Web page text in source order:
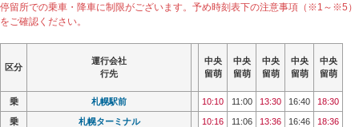
停留所での乗車・降車に制限がございます。予め時刻表下の注意事項（※1～※5）
をご確認ください。
区分
運行会社
行先
中央
留萌
中央
留萌
中央
留萌
中央
留萌
中央
留萌
区分
運行会社
行先
中央
留萌
中央
留萌
中央
留萌
中央
留萌
中央
留萌
区分
運行会社
行先
中央
留萌
中央
留萌
中央
留萌
中央
留萌
中央
留萌
乗 札幌駅前 10:10 11:00 13:30 16:40 18:30
乗 札幌ターミナル 10:16 11:06 13:36 16:46 18:36
区分
運行会社
行先
中央
留萌
中央
留萌
中央
留萌
中央
留萌
中央
留萌
乗 札幌駅前 10:10 11:00 13:30 16:40 18:30
乗 札幌ターミナル 10:16 11:06 13:36 16:46 18:36